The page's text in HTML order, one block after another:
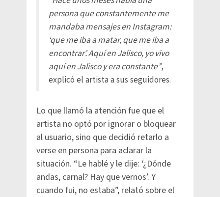
persona que constantemente me
mandaba mensajes en Instagram:
‘que me iba a matar, que me iba a
encontrar’. Aquí en Jalisco, yo vivo
aquí en Jalisco y era constante”,
explicó el artista a sus seguidores.
Lo que llamó la atención fue que el
artista no optó por ignorar o bloquear
al usuario, sino que decidió retarlo a
verse en persona para aclarar la
situación. “Le hablé y le dije: ‘¿Dónde
andas, carnal? Hay que vernos’. Y
cuando fui, no estaba”, relató sobre el